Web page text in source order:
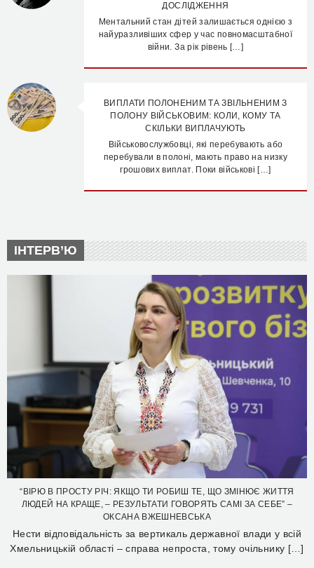
ДОСЛІДЖЕННЯ
Ментальний стан дітей залишається однією з
найуразливіших сфер у час повномасштабної
війни. За рік рівень […]
ВИПЛАТИ ПОЛОНЕНИМ ТА ЗВІЛЬНЕНИМ З
ПОЛОНУ ВІЙСЬКОВИМ: КОЛИ, КОМУ ТА
СКІЛЬКИ ВИПЛАЧУЮТЬ
Військовослужбовці, які перебувають або
перебували в полоні, мають право на низку
грошових виплат. Поки військові […]
ІНТЕРВ’Ю
“ВІРЮ В ПРОСТУ РІЧ: ЯКЩО ТИ РОБИШ ТЕ, ЩО ЗМІНЮЄ ЖИТТЯ
ЛЮДЕЙ НА КРАЩЕ, – РЕЗУЛЬТАТИ ГОВОРЯТЬ САМІ ЗА СЕБЕ” –
ОКСАНА ВЖЕШНЕВСЬКА
Нести відповідальність за вертикаль державної влади у всій
Хмельницькій області – справа непроста, тому очільнику […]